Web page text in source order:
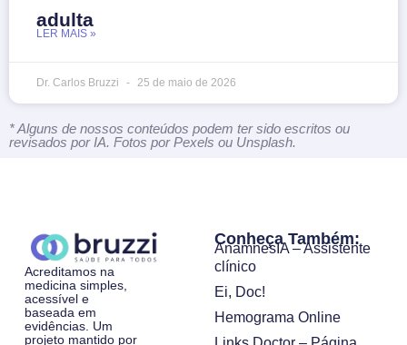
adulta
LER MAIS »
Dr. Carlos Bruzzi 25 de maio de 2026
* Alguns de nossos conteúdos podem ter sido escritos ou
revisados por IA. Fotos por Pexels ou Unsplash.
Acreditamos na
medicina simples,
acessível e
baseada em
evidências. Um
projeto mantido por
Conheça Também:
AnamnesIA – Assistente
clínico
Ei, Doc!
Hemograma Online